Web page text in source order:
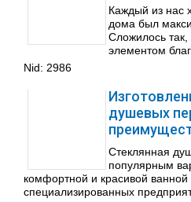
Каждый из нас
дома был
Сложилось
элементом
Nid: 2986
душевых
Стеклянная
популярным
комфортной и красивой
специализированных